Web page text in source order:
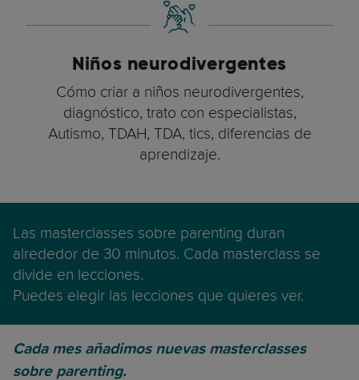
Niños neurodivergentes
Cómo criar a niños neurodivergentes,
diagnóstico, trato con especialistas,
Autismo, TDAH, TDA, tics, diferencias de
aprendizaje.
Las masterclasses sobre parenting duran
alrededor de 30 minutos. Cada masterclass se
divide en lecciones.
Puedes elegir las lecciones que quieres ver.
Cada mes añadimos nuevas masterclasses
sobre parenting.